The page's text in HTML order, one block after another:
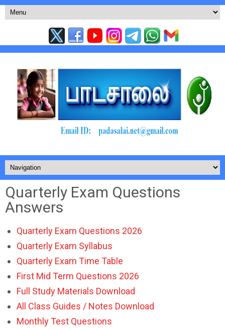
Quarterly Exam Questions
Answers
Quarterly Exam Questions 2026
Quarterly Exam Syllabus
Quarterly Exam Time Table
First Mid Term Questions 2026
Full Study Materials Download
All Class Guides / Notes Download
Monthly Test Questions